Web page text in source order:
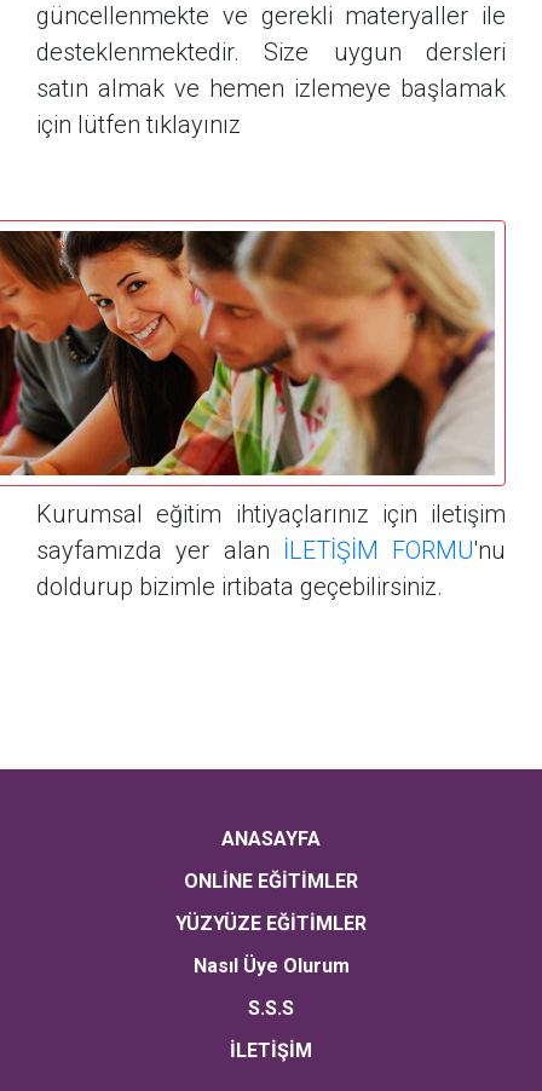
güncellenmekte ve gerekli materyaller ile
desteklenmektedir. Size uygun dersleri
satın almak ve hemen izlemeye başlamak
için lütfen tıklayınız
Kurumsal eğitim ihtiyaçlarınız için iletişim
sayfamızda yer alan İLETİŞİM FORMU'nu
doldurup bizimle irtibata geçebilirsiniz.
ANASAYFA
ONLİNE EĞİTİMLER
YÜZYÜZE EĞİTİMLER
Nasıl Üye Olurum
S.S.S
İLETİŞİM